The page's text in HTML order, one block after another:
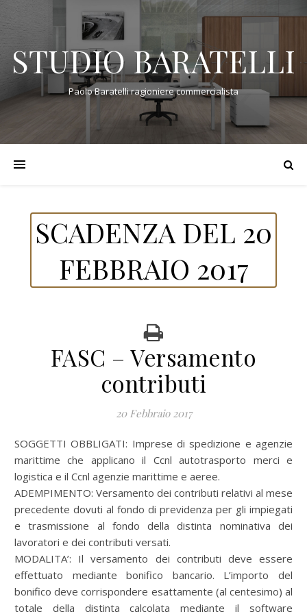
STUDIO BARATELLI
Paolo Baratelli ragioniere commercialista
SCADENZA DEL 20
FEBBRAIO 2017
FASC – Versamento
contributi
20 Febbraio 2017
SOGGETTI OBBLIGATI: Imprese di spedizione e agenzie
marittime che applicano il Ccnl autotrasporto merci e
logistica e il Ccnl agenzie marittime e aeree.
ADEMPIMENTO: Versamento dei contributi relativi al mese
precedente dovuti al fondo di previdenza per gli impiegati
e trasmissione al fondo della distinta nominativa dei
lavoratori e dei contributi versati.
MODALITA’: Il versamento dei contributi deve essere
effettuato mediante bonifico bancario. L’importo del
bonifico deve corrispondere esattamente (al centesimo) al
totale della distinta calcolata mediante il software